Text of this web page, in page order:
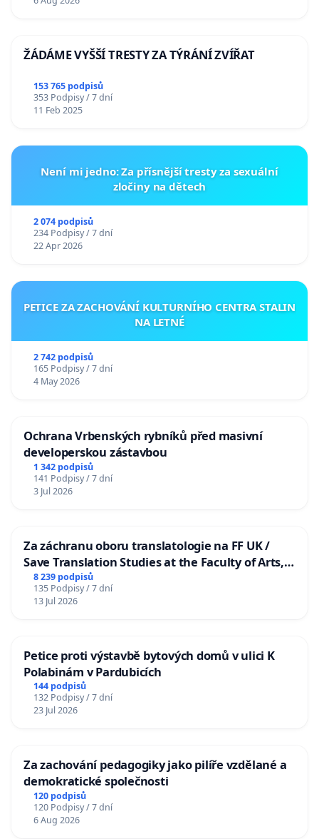
ŽÁDÁME VYŠŠÍ TRESTY ZA TÝRÁNÍ ZVÍŘAT
153 765 podpisů
353 Podpisy / 7 dní
11 Feb 2025
Není mi jedno: Za přísnější tresty za sexuální
zločiny na dětech
2 074 podpisů
234 Podpisy / 7 dní
22 Apr 2026
PETICE ZA ZACHOVÁNÍ KULTURNÍHO CENTRA STALIN
NA LETNÉ
2 742 podpisů
165 Podpisy / 7 dní
4 May 2026
Ochrana Vrbenských rybníků před masivní
developerskou zástavbou
1 342 podpisů
141 Podpisy / 7 dní
3 Jul 2026
Za záchranu oboru translatologie na FF UK /
Save Translation Studies at the Faculty of Arts,
Charles University
8 239 podpisů
135 Podpisy / 7 dní
13 Jul 2026
Petice proti výstavbě bytových domů v ulici K
Polabinám v Pardubicích
144 podpisů
132 Podpisy / 7 dní
23 Jul 2026
Za zachování pedagogiky jako pilíře vzdělané a
demokratické společnosti
120 podpisů
120 Podpisy / 7 dní
6 Aug 2026